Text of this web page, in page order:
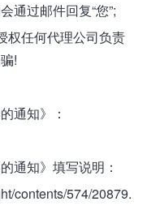
通过邮件回复“您”;
权任何代理公司负责
!
通知》：
通知》填写说明：
contents/574/20879.